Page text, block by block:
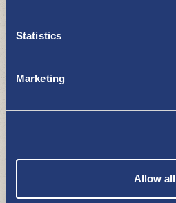
Statistics
Marketing
Allow all
Edunvalvonta
HYVÄ TIETÄÄ